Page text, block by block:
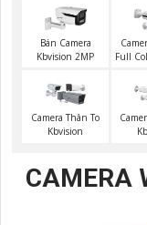
Bán Camera
Kbvision 2MP
Full
Camera Thân To
Kbvision
CAMERA